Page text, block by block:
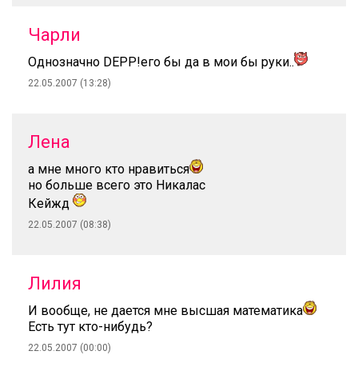
Чарли
Однозначно DEPP!его бы да в мои бы руки..
22.05.2007 (13:28)
Лена
а мне много кто нравиться
но больше всего это Никалас
Кейжд
22.05.2007 (08:38)
Лилия
И вообще, не дается мне высшая математика
Есть тут кто-нибудь?
22.05.2007 (00:00)